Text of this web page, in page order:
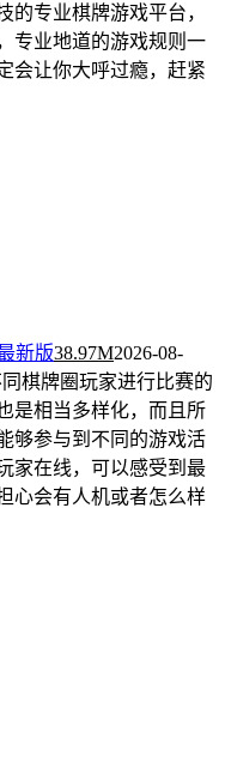
的专业棋牌游戏平台，
专业地道的游戏规则一
会让你大呼过瘾，赶紧
新版38.97M2026-08-
棋牌圈玩家进行比赛的
是相当多样化，而且所
够参与到不同的游戏活
家在线，可以感受到最
心会有人机或者怎么样